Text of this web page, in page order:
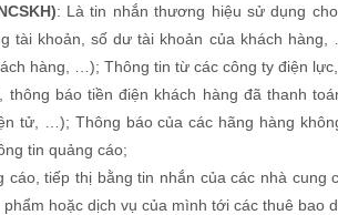
: Là tin nhắn thương hiệu sử dụng
tài khoản, số dư tài khoản của khách
hàng, …); Thông tin từ các công ty điện
thông báo tiền điện khách hàng đã thanh
tử, …); Thông báo của các hãng hàng
tin quảng cáo;
cáo, tiếp thị bằng tin nhắn của các nhà
hoặc dịch vụ của mình tới các thuê bao